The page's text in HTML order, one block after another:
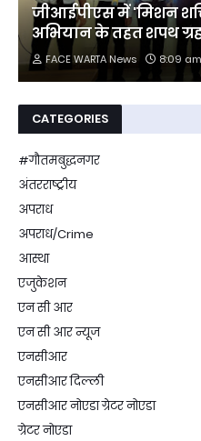
जीआईपीएस में 'मिशन
अभियान के तहत शपथ
FACE WARTA News 8:09 am
CATEGORIES
#गौतमबुद्धनगर
अंतरराष्ट्रीय
अपराध
अपराध/Crime
आस्था
एजुकेशन
एन सी आर
एन सी आर न्यूज
एनसीआर
एनसीआर दिल्ली
एनसीआर नोएडा ग्रेटर नोएडा
ग्रेटर नोएडा